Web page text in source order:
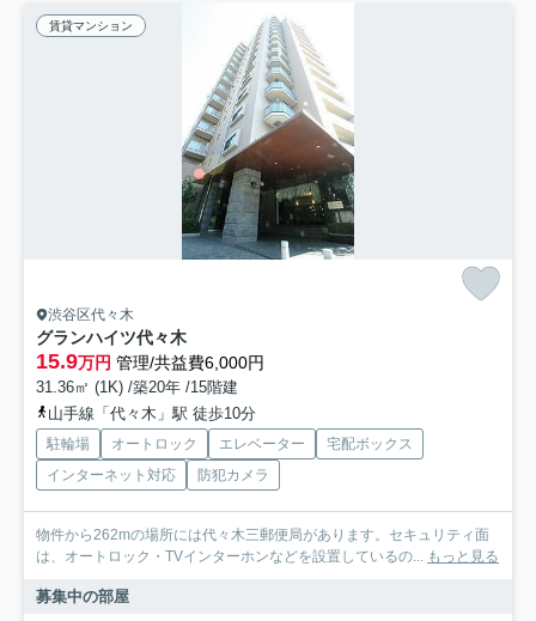
賃貸マンション
渋谷区代々木
グランハイツ代々木
15.9万円 管理/共益費6,000円
31.36㎡ (1K) /築20年 /15階建
山手線「代々木」駅 徒歩10分
駐輪場 オートロック エレベーター
宅配ボックス
インターネット対応
防犯カメラ
物件から262mの場所には代々木三郵便局があります。セキュリティ面
は、オートロック・TVインターホンなどを設置しているの... もっと見る
募集中の部屋